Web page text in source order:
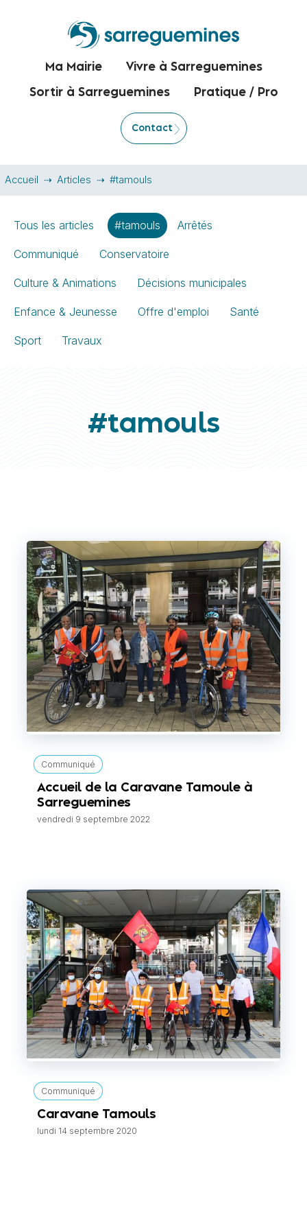
Ma Mairie Vivre à Sarreguemines
Sortir à Sarreguemines Pratique / Pro
Contact
Accueil Articles #tamouls
Tous les articles #tamouls Arrêtés
Communiqué Conservatoire
Culture & Animations Décisions municipales
Enfance & Jeunesse Offre d'emploi Santé
Sport Travaux
#tamouls
Communiqué
Accueil de la Caravane Tamoule à
Sarreguemines
vendredi 9 septembre 2022
Communiqué
Caravane Tamouls
lundi 14 septembre 2020